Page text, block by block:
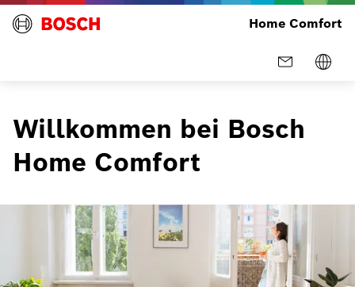
Home Comfort
Willkommen bei Bosch
Home Comfort